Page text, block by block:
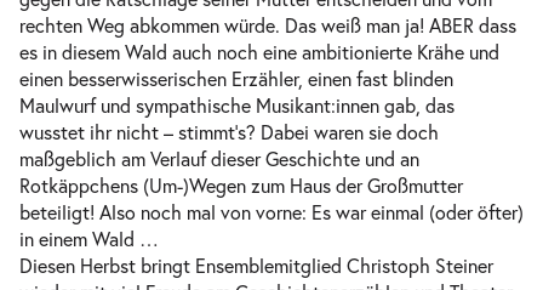
rechten Weg abkommen würde. Das weiß man ja! ABER dass
es in diesem Wald auch noch eine ambitionierte Krähe und
einen besserwisserischen Erzähler, einen fast blinden
Maulwurf und sympathische Musikant:innen gab, das
wusstet ihr nicht – stimmt‘s? Dabei waren sie doch
maßgeblich am Verlauf dieser Geschichte und an
Rotkäppchens (Um-)Wegen zum Haus der Großmutter
beteiligt! Also noch mal von vorne: Es war einmal (oder öfter)
in einem Wald …
Diesen Herbst bringt Ensemblemitglied Christoph Steiner